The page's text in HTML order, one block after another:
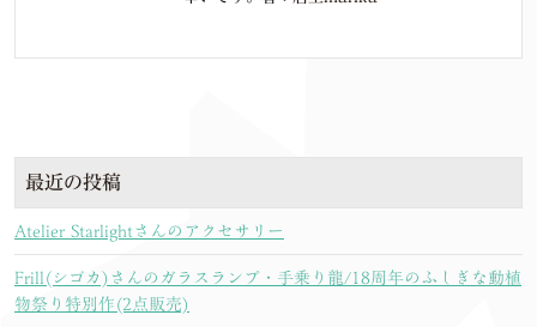
最近の投稿
Atelier Starlightさんのアクセサリー
Frill(シゴカ)さんのガラスランプ・手乗り龍/18周年のふしぎな動植
物祭り特別作(2点販売)